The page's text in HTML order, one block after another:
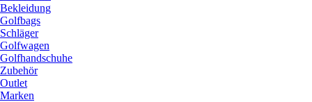
Bekleidung
Golfbags
Schläger
Golfwagen
Golfhandschuhe
Zubehör
Outlet
Marken